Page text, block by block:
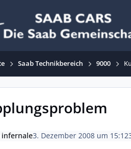
Saab Technikbereich 9000
3. Dezember 2008 um 15:12